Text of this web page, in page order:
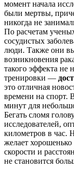
момент начала
были мертвы,
никогда не
По расчетам
сосудистых
люди. Также они
возникновения
такого эффекта не
тренировки —
это отличная
времени на спорт.
минут для
Бегать сломя
исследователей,
километров в час.
желает
скорости и
не становится